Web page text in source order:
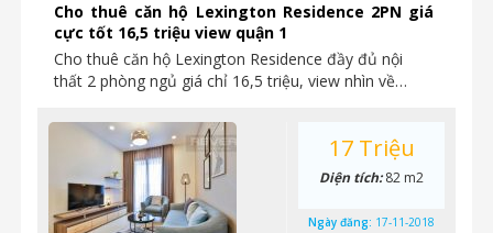
Cho thuê căn hộ Lexington Residence 2PN giá
cực tốt 16,5 triệu view quận 1
Cho thuê căn hộ Lexington Residence đầy đủ nội
thất 2 phòng ngủ giá chỉ 16,5 triệu, view nhìn về…
17 Triệu
Diện tích:82 m2
Ngày đăng: 17-11-2018